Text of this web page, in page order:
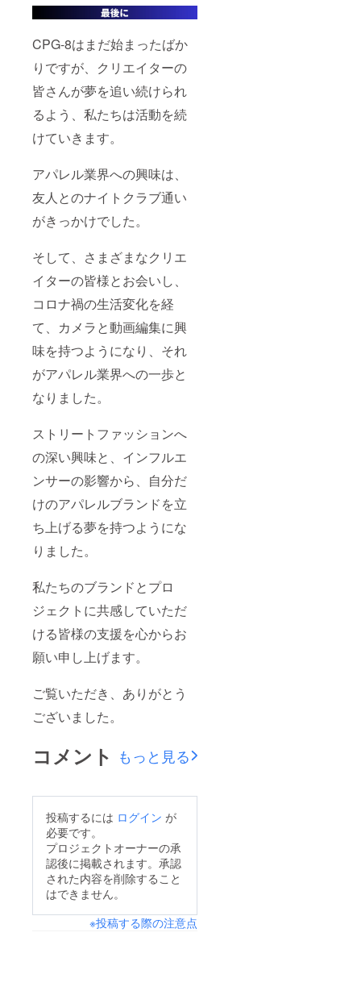
CPG-8はまだ始まったばか
りですが、クリエイターの
皆さんが夢を追い続けられ
るよう、私たちは活動を続
けていきます。
アパレル業界への興味は、
友人とのナイトクラブ通い
がきっかけでした。
そして、さまざまなクリエ
イターの皆様とお会いし、
コロナ禍の生活変化を経
て、カメラと動画編集に興
味を持つようになり、それ
がアパレル業界への一歩と
なりました。
ストリートファッションへ
の深い興味と、インフルエ
ンサーの影響から、自分だ
けのアパレルブランドを立
ち上げる夢を持つようにな
りました。
私たちのブランドとプロ
ジェクトに共感していただ
ける皆様の支援を心からお
願い申し上げます。
ご覧いただき、ありがとう
ございました。
コメント もっと見る
投稿するには ログイン が
必要です。
プロジェクトオーナーの承
認後に掲載されます。承認
された内容を削除すること
はできません。
※投稿する際の注意点